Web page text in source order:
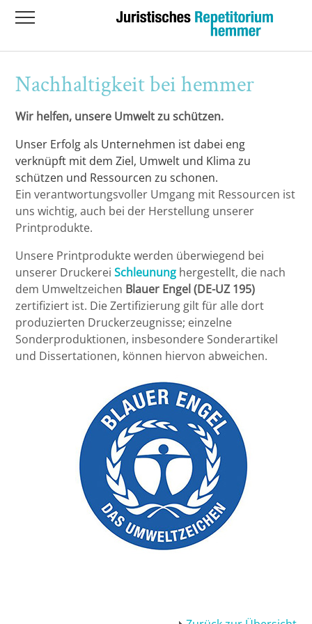
Nachhaltigkeit bei hemmer
Wir helfen, unsere Umwelt zu schützen.
Unser Erfolg als Unternehmen ist dabei eng
verknüpft mit dem Ziel, Umwelt und Klima zu
schützen und Ressourcen zu schonen.
Ein verantwortungsvoller Umgang mit Ressourcen ist
uns wichtig, auch bei der Herstellung unserer
Printprodukte.
Unsere Printprodukte werden überwiegend bei
unserer DruckereiSchleunung hergestellt, die nach
dem Umweltzeichen Blauer Engel (DE-UZ 195)
zertifiziert ist. Die Zertifizierung gilt für alle dort
produzierten Druckerzeugnisse; einzelne
Sonderproduktionen, insbesondere Sonderartikel
und Dissertationen, können hiervon abweichen.
Übersicht
Augsburg
Bayeuth
Berlin-Dahlem
Berlin-Mitte
Bielefeld
Bonn
Bremen
Frankfurt/Main
Übersicht
Hauptkurs
Unser neuer Jahreskurs 2026 I ab dem 13.
Oktober 2025!
Unser Jahreskurs 2026 II ab dem 05.
Oktober 2026!
Klausurenkurs
Online Klausurenkurs zur Vorbereitung
Individual-Kurs
hemmer.individual - Einzelunterricht
Crashkurs
Crashkurs Zivilrecht-BGB AT bis
Teilnahme möglich
Crashkurs Strafrecht - 2 Tage: am
15.08.2026 und 22. 08. 2026 in Präsenz -
Hybridteilnahme möglich!
Crashkurs Nebengebiete - 2 Tage:
26.09.2026 und 27. 09. 2026 in Präsenz -
HYBRID-Teilnahme möglich
Crashkurs Zivilrecht-BGB AT bis
Sachenrecht 26. - 29.11.2026 HYBRID-
Teilnahme möglich
Crashkurs Zivilrecht-BGB AT bis
Sachenrecht 19. - 22.03.2026 HYBRID-
Teilnahme möglich
Übersicht
RA Wolfgang Clobes
RA‘in Dr. Astrid Ronneberg
Dr. Dr. Ralph Christensen
Dr. Christian Kübbeler
Ass. iur. Alexander Schäfer